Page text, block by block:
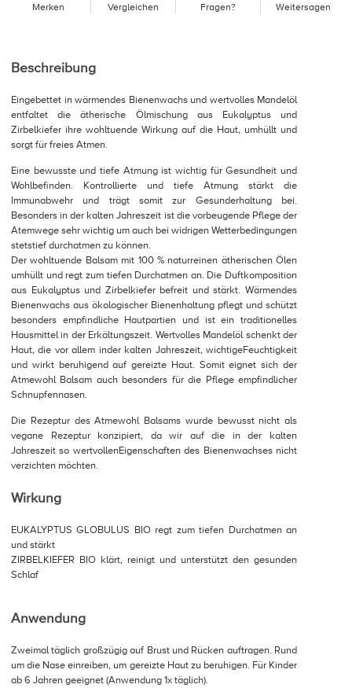
Merken Vergleichen Fragen? Weitersagen
Beschreibung
Eingebettet in wärmendes Bienenwachs und wertvolles Mandelöl
entfaltet die ätherische Ölmischung aus Eukalyptus und
Zirbelkiefer ihre wohltuende Wirkung auf die Haut, umhüllt und
sorgt für freies Atmen.
Eine bewusste und tiefe Atmung ist wichtig für Gesundheit und
Wohlbefinden. Kontrollierte und tiefe Atmung stärkt die
Immunabwehr und trägt somit zur Gesunderhaltung bei.
Besonders in der kalten Jahreszeit ist die vorbeugende Pflege der
Atemwege sehr wichtig um auch bei widrigen Wetterbedingungen
stetstief durchatmen zu können.
Der wohltuende Balsam mit 100 % naturreinen ätherischen Ölen
umhüllt und regt zum tiefen Durchatmen an. Die Duftkomposition
aus Eukalyptus und Zirbelkiefer befreit und stärkt. Wärmendes
Bienenwachs aus ökologischer Bienenhaltung pflegt und schützt
besonders empfindliche Hautpartien und ist ein traditionelles
Hausmittel in der Erkältungszeit. Wertvolles Mandelöl schenkt der
Haut, die vor allem inder kalten Jahreszeit, wichtigeFeuchtigkeit
und wirkt beruhigend auf gereizte Haut. Somit eignet sich der
Atmewohl Balsam auch besonders für die Pflege empfindlicher
Schnupfennasen.
Die Rezeptur des Atmewohl Balsams wurde bewusst nicht als
vegane Rezeptur konzipiert, da wir auf die in der kalten
Jahreszeit so wertvollenEigenschaften des Bienenwachses nicht
verzichten möchten.
Wirkung
EUKALYPTUS GLOBULUS BIO regt zum tiefen Durchatmen an
und stärkt
ZIRBELKIEFER BIO klärt, reinigt und unterstützt den gesunden
Schlaf
Anwendung
Zweimal täglich großzügig auf Brust und Rücken auftragen. Rund
um die Nase einreiben, um gereizte Haut zu beruhigen. Für Kinder
ab 6 Jahren geeignet (Anwendung 1x täglich).